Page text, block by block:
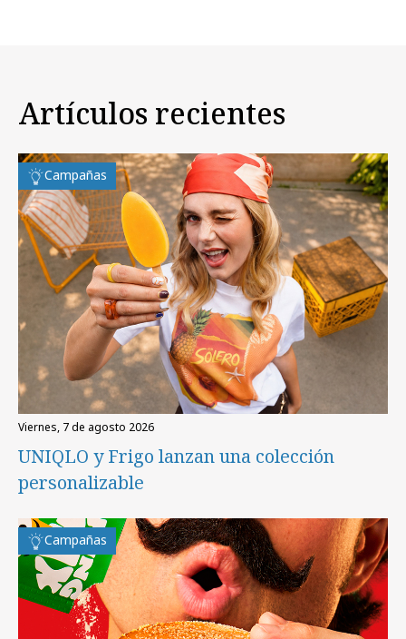
Artículos recientes
Campañas
viernes, 7 de agosto 2026
UNIQLO y Frigo lanzan una colección
personalizable
Campañas